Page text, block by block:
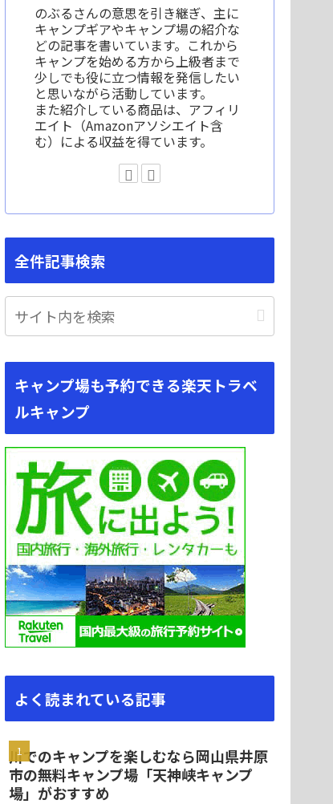
のぶるさんの意思を引き継ぎ、主に
キャンプギアやキャンプ場の紹介な
どの記事を書いています。これから
キャンプを始める方から上級者まで
少しでも役に立つ情報を発信したい
と思いながら活動しています。
また紹介している商品は、アフィリ
エイト（Amazonアソシエイト含
む）による収益を得ています。
全件記事検索
キャンプ場も予約できる楽天トラベ
ルキャンプ
よく読まれている記事
川でのキャンプを楽しむなら岡山県井原
市の無料キャンプ場「天神峡キャンプ
場」がおすすめ